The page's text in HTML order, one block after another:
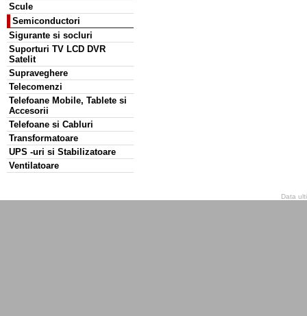
Scule
Semiconductori
Sigurante si socluri
Suporturi TV LCD DVR
Satelit
Supraveghere
Telecomenzi
Telefoane Mobile, Tablete si
Accesorii
Telefoane si Cabluri
Transformatoare
UPS -uri si Stabilizatoare
Ventilatoare
Data